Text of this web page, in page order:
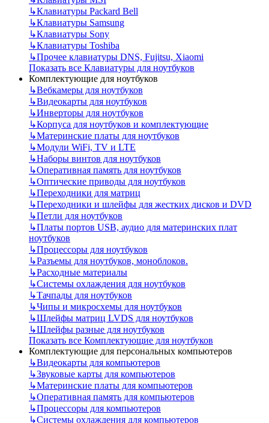
↳Клавиатуры Packard Bell
↳Клавиатуры Samsung
↳Клавиатуры Sony
↳Клавиатуры Toshiba
↳Прочее клавиатуры DNS, Fujitsu, Xiaomi
Показать все Клавиатуры для ноутбуков
Комплектующие для ноутбуков
↳Вебкамеры для ноутбуков
↳Видеокарты для ноутбуков
↳Инверторы для ноутбуков
↳Корпуса для ноутбуков и комплектующие
↳Материнские платы для ноутбуков
↳Модули WiFi, TV и LTE
↳Наборы винтов для ноутбуков
↳Оперативная память для ноутбуков
↳Оптические приводы для ноутбуков
↳Переходники для матриц
↳Переходники и шлейфы для жестких дисков и DVD
↳Петли для ноутбуков
↳Платы портов USB, аудио для материнских плат
ноутбуков
↳Процессоры для ноутбуков
↳Разъемы для ноутбуков, моноблоков.
↳Расходные материалы
↳Системы охлаждения для ноутбуков
↳Тачпады для ноутбуков
↳Чипы и микросхемы для ноутбуков
↳Шлейфы матриц LVDS для ноутбуков
↳Шлейфы разные для ноутбуков
Показать все Комплектующие для ноутбуков
Комплектующие для персональных компьютеров
↳Видеокарты для компьютеров
↳Звуковые карты для компьютеров
↳Материнские платы для компьютеров
↳Оперативная память для компьютеров
↳Процессоры для компьютеров
↳Системы охлаждения для компьютеров